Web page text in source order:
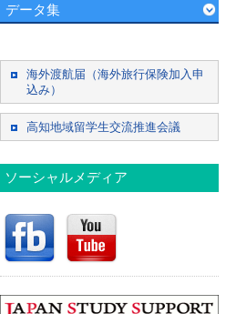
データ集
海外渡航届（海外旅行保険加入申
込み）
高知地域留学生交流推進会議
ソーシャルメディア